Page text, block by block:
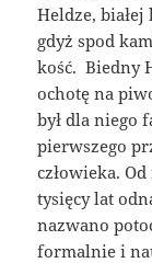
Heldze, białej
gdyż spod
kość. Biedny
ochotę na
był dla niego
pierwszego
człowieka.
tysięcy lat
nazwano
formalnie i